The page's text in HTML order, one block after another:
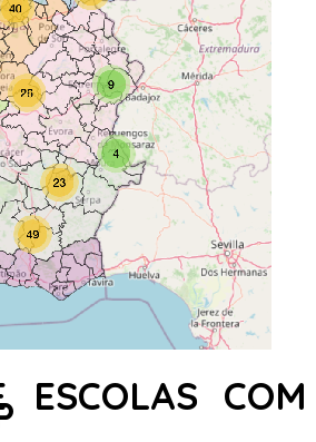
ESCOLAS COM